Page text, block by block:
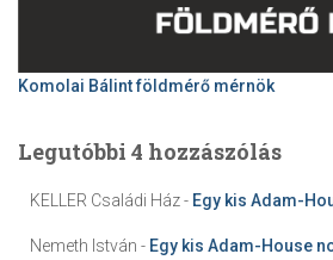
Komolai Bálint földmérő mérnök
Legutóbbi 4 hozzászólás
KELLER Családi Ház- Egy kis Adam-
Nemeth István - Egy kis Adam-House